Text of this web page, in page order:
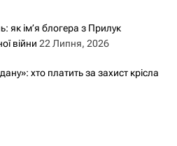
як ім’я блогера з Прилук
війни 22 Липня, 2026
хто платить за захист крісла